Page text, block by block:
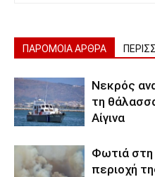
ΠΑΡΟΜΟΙΑ ΑΡΘΡΑ
Νεκρός
τη
Αίγινα
Φωτιά στη
περιοχή